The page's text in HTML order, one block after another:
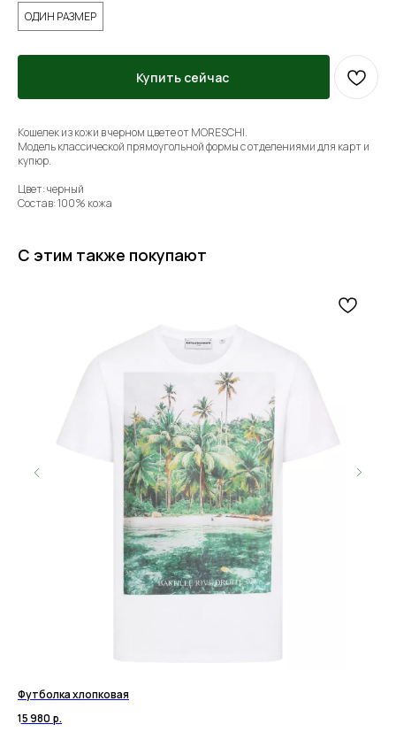
ОДИН РАЗМЕР
Купить сейчас
Кошелек из кожи в черном цвете от MORESCHI.
Модель классической прямоугольной формы с отделениями для карт и
купюр.
Цвет: черный
Состав: 100% кожа
С этим также покупают
Футболка хлопковая
15 980 р.